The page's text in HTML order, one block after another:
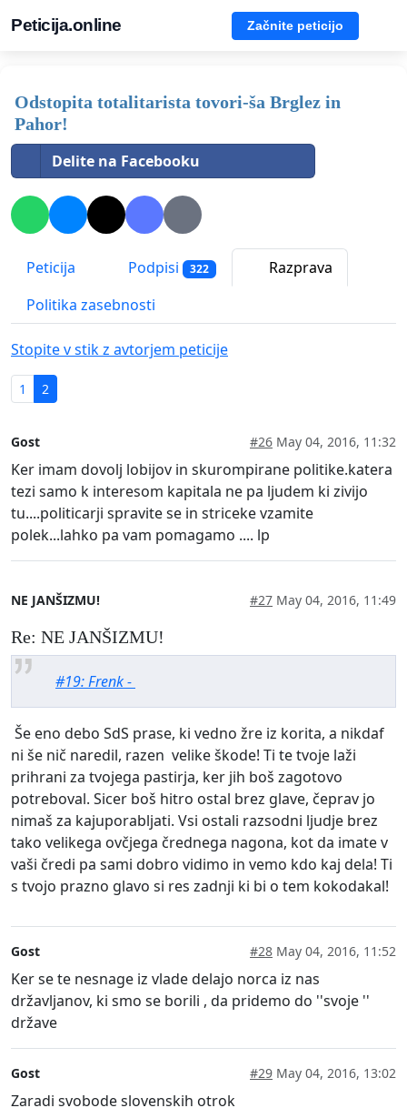
Peticija.online Začnite peticijo
Odstopita totalitarista tovori-ša Brglez in
Pahor!
Delite na Facebooku
Peticija Podpisi 322
Razprava
Politika zasebnosti
Stopite v stik z avtorjem peticije
1 2
Gost #26 May 04, 2016, 11:32
Ker imam dovolj lobijov in skurompirane politike.katera
tezi samo k interesom kapitala ne pa ljudem ki zivijo
tu....politicarji spravite se in striceke vzamite
polek...lahko pa vam pomagamo .... lp
NE JANŠIZMU! #27 May 04, 2016, 11:49
Re: NE JANŠIZMU!
#19: Frenk -
Še eno debo SdS prase, ki vedno žre iz korita, a nikdaf
ni še nič naredil, razen velike škode! Ti te tvoje laži
prihrani za tvojega pastirja, ker jih boš zagotovo
potreboval. Sicer boš hitro ostal brez glave, čeprav jo
nimaš za kajuporabljati. Vsi ostali razsodni ljudje brez
tako velikega ovčjega črednega nagona, kot da imate v
vaši čredi pa sami dobro vidimo in vemo kdo kaj dela! Ti
s tvojo prazno glavo si res zadnji ki bi o tem kokodakal!
Gost #28 May 04, 2016, 11:52
Ker se te nesnage iz vlade delajo norca iz nas
državljanov, ki smo se borili , da pridemo do ''svoje ''
države
Gost #29 May 04, 2016, 13:02
Zaradi svobode slovenskih otrok